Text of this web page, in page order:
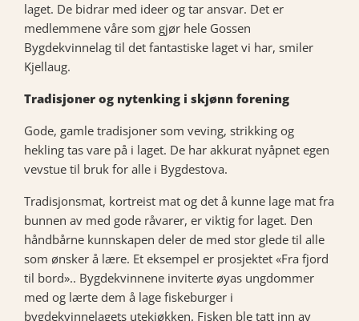
laget. De bidrar med ideer og tar ansvar. Det er
medlemmene våre som gjør hele Gossen
Bygdekvinnelag til det fantastiske laget vi har, smiler
Kjellaug.
Tradisjoner og nytenking i skjønn forening
Gode, gamle tradisjoner som veving, strikking og
hekling tas vare på i laget. De har akkurat nyåpnet egen
vevstue til bruk for alle i Bygdestova.
Tradisjonsmat, kortreist mat og det å kunne lage mat fra
bunnen av med gode råvarer, er viktig for laget. Den
håndbårne kunnskapen deler de med stor glede til alle
som ønsker å lære. Et eksempel er prosjektet «Fra fjord
til bord».. Bygdekvinnene inviterte øyas ungdommer
med og lærte dem å lage fiskeburger i
bygdekvinnelagets utekjøkken. Fisken ble tatt inn av